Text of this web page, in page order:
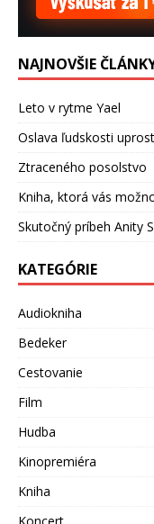
NAJNOVŠIE
Leto v rytme Yael
Oslava ľudskosti
Ztraceného posolstvo
Kniha, ktorá vás
Skutočný príbeh Anity
KATEGÓRIE
Audiokniha
Bedeker
Cestovanie
Film
Hudba
Kinopremiéra
Kniha
Koncert